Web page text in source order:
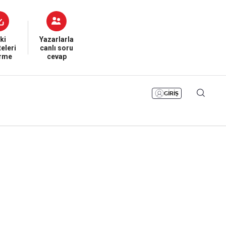
Yazarlarla
canlı soru
cevap
GİRİŞ
Namaz Vakitleri
Sesli Yayınlar